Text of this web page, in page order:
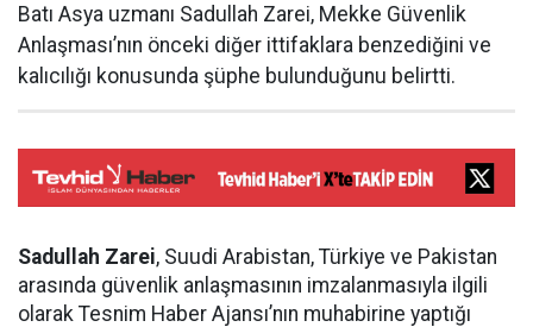
Batı Asya uzmanı Sadullah Zarei, Mekke Güvenlik
Anlaşması’nın önceki diğer ittifaklara benzediğini ve
kalıcılığı konusunda şüphe bulunduğunu belirtti.
Sadullah Zarei, Suudi Arabistan, Türkiye ve Pakistan
arasında güvenlik anlaşmasının imzalanmasıyla ilgili
olarak Tesnim Haber Ajansı’nın muhabirine yaptığı